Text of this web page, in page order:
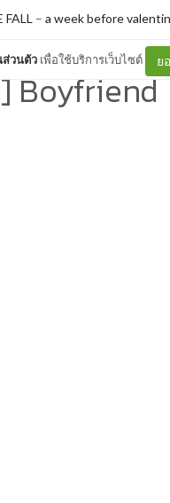
ส่วนตัว เพื่อใช้บริการเว็บไซต์ ย
FALL – a week before
Boyfriend